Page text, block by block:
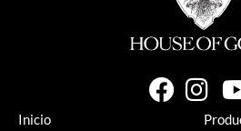
Inicio